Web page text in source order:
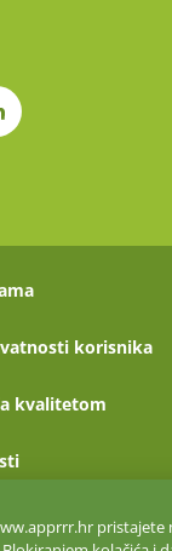
korisnika
kvalitetom
pristajete